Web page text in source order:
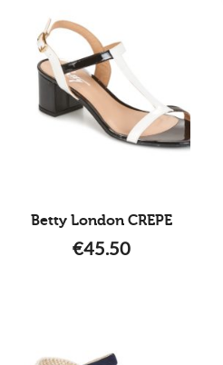
Betty London CREPE
€45.50